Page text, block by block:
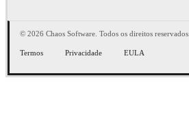
© 2026 Chaos Software. Todos os direitos reservados.
Termos Privacidade EULA